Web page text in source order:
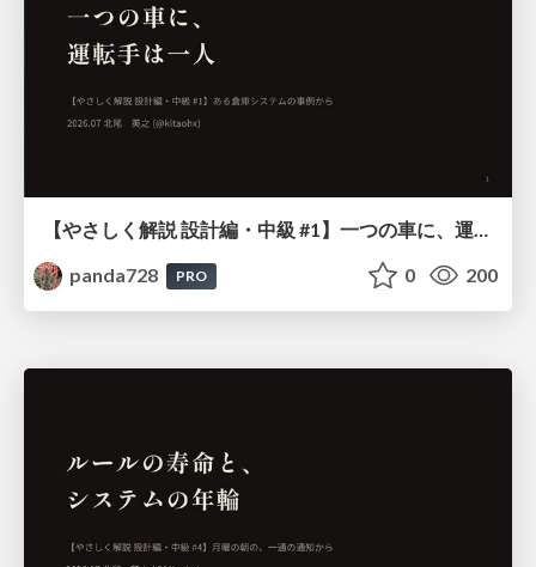
【やさしく解説 設計編・中級 #1】一つの車に、運転手は一人 ～ある倉庫システムの事例から～
panda728
PRO 0 200